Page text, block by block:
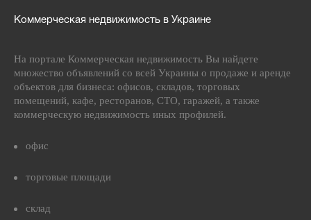
Коммерческая недвижимость в Украине
На портале Коммерческая недвижимость Вы найдете
множество объявлений со всей Украины о продаже и аренде
объектов для бизнеса: офисов, складов, торговых
помещений, кафе, ресторанов, СТО, гаражей, а также
коммерческую недвижимость иных профилей.
офис
торговые площади
склад